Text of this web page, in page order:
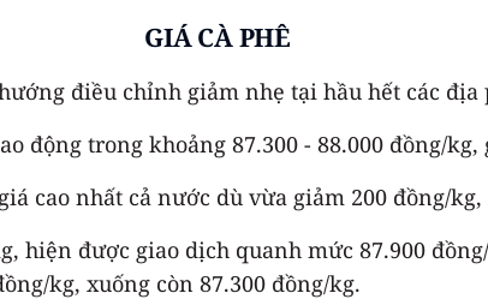
GIÁ CÀ PHÊ
điều chỉnh giảm nhẹ tại hầu hết các
động trong khoảng 87.300 - 88.000 đồng/
cao nhất cả nước dù vừa giảm 200 đồng/kg,
hiện được giao dịch quanh mức 87.900
kg, xuống còn 87.300 đồng/kg.